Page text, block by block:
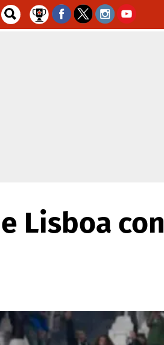
Lisboa con